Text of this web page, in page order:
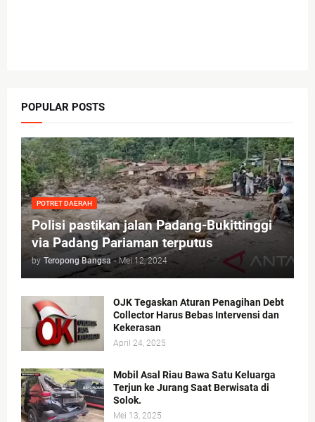
POPULAR POSTS
POTRET DAERAH
Polisi pastikan jalan Padang-Bukittinggi
via Padang Pariaman terputus
by Teropong Bangsa - Mei 12, 2024
OJK Tegaskan Aturan Penagihan Debt
Collector Harus Bebas Intervensi dan
Kekerasan
April 24, 2025
Mobil Asal Riau Bawa Satu Keluarga
Terjun ke Jurang Saat Berwisata di
Solok.
Mei 13, 2025